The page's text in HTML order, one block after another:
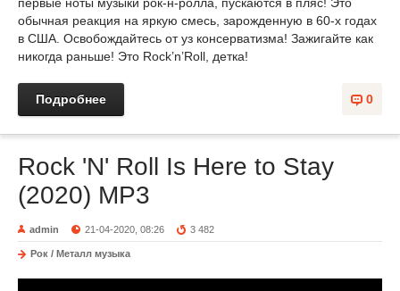
обычная реакция на яркую смесь, зарожденную в 60-х годах
в США. Освобождайтесь от уз консерватизма! Зажигайте как
никогда раньше! Это Rock’n’Roll, детка!
0
Подробнее
Rock 'N' Roll Is Here to Stay
(2020) MP3
admin 21-04-2020, 08:26 3 482
Рок / Металл музыка